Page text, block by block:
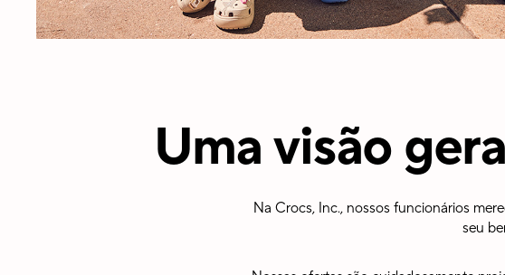
Uma visão
Na Crocs, Inc., nossos funcionários
seu